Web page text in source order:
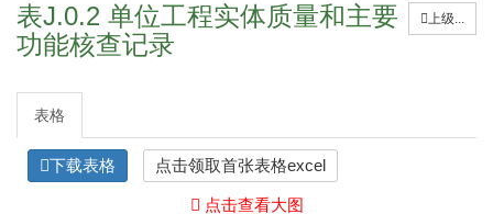
上级...
表J.0.2 单位工程实体质量和主要
功能核查记录
表格
下载表格 点击领取首张表格excel
点击查看大图